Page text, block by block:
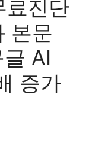
료진단
본문
글 AI
증가